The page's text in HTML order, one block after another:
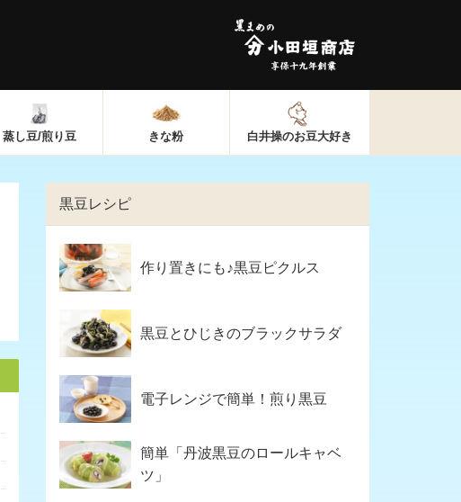
蒸し豆/煎り豆 きな粉 白井操のお豆大好き
黒豆レシピ
作り置きにも♪黒豆ピクルス
黒豆とひじきのブラックサラダ
電子レンジで簡単！煎り黒豆
簡単「丹波黒豆のロールキャベ
ツ」